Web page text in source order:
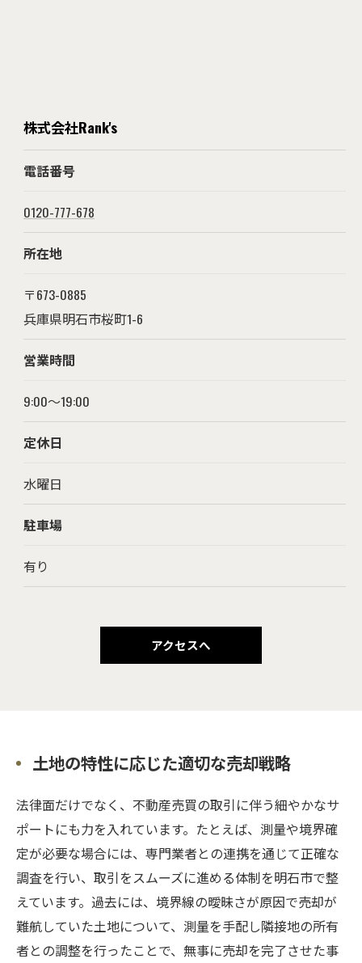
株式会社Rank's
電話番号
0120-777-678
所在地
〒673-0885
兵庫県明石市桜町1-6
営業時間
9:00～19:00
定休日
水曜日
駐車場
有り
アクセスへ
土地の特性に応じた適切な売却戦略
法律面だけでなく、不動産売買の取引に伴う細やかなサ
ポートにも力を入れています。たとえば、測量や境界確
定が必要な場合には、専門業者との連携を通じて正確な
調査を行い、取引をスムーズに進める体制を明石市で整
えています。過去には、境界線の曖昧さが原因で売却が
難航していた土地について、測量を手配し隣接地の所有
者との調整を行ったことで、無事に売却を完了させた事